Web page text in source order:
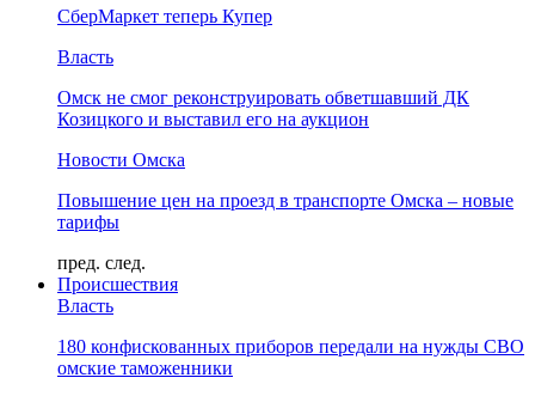
СберМаркет теперь Купер
Власть
Омск не смог реконструировать обветшавший ДК
Козицкого и выставил его на аукцион
Новости Омска
Повышение цен на проезд в транспорте Омска – новые
тарифы
пред. след.
Происшествия
Власть
180 конфискованных приборов передали на нужды СВО
омские таможенники